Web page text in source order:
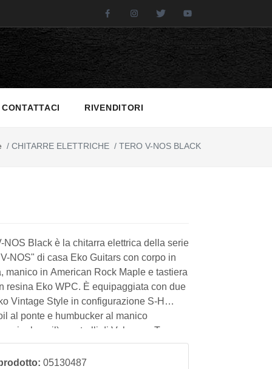
FacebookInstagramTwitter
CONTATTACI RIVENDITORI
/ CHITARRE ELETTRICHE / TERO V-NOS BLACK
NOS Black è la chitarra elettrica della serie
NOS" di casa Eko Guitars con corpo in
manico in American Rock Maple e tastiera
resina Eko WPC. È equipaggiata con due
Vintage Style in configurazione S-H
al ponte e humbucker al manico
a single-coil), controlli di Volume e Tono e
vie.
05130487